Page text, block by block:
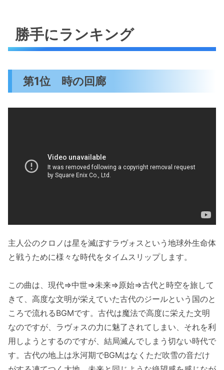
勝手にランキング
第1位 時の回廊
主人公のクロノは星を滅ぼすラヴォスという地球外生命体
と戦うために様々な時代をタイムスリップします。
この曲は、現代⇒中世⇒未来⇒原始⇒古代と時空を旅して
きて、高度な文明が栄えていた古代のジールという国のと
ころで流れるBGMです。古代は魔法で高度に栄えた文明
なのですが、ラヴォスの力に魅了されてしまい、それを利
用しようとするのですが、結局滅んでしまう切ない時代で
す。古代の地上は氷河期でBGMはなくただ吹雪の音だけ